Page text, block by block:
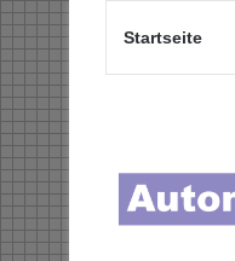
Startseite